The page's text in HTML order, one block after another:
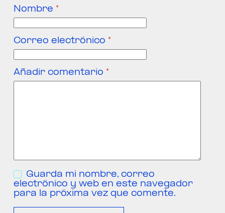
Nombre *
Correo electrónico *
Añadir comentario *
Guarda mi nombre, correo
electrónico y web en este navegador
para la próxima vez que comente.